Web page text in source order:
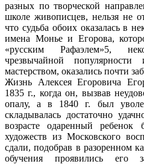
разных по творческой
школе живописцев, нельзя не
что судьба обоих оказалась в
имена Монье и Егорова,
«русским Рафаэлем»5,
чрезвычайной
мастерством, оказались почти
Жизнь Алексея Егоровича
1835 г., когда он, вызвав
опалу, а в 1840 г. был
складывалась достаточно
возрасте одаренный
художеств из Московского
сдали, подобрав в разоренном
обучения проявились его